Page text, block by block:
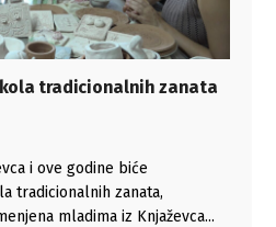
tradicionalnih zanata
i ove godine biće
tradicionalnih zanata,
mladima iz Knjaževca...